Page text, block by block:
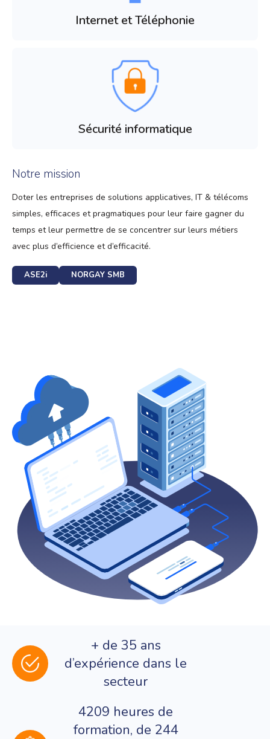
Internet et Téléphonie
Sécurité informatique
Notre mission
Doter les entreprises de solutions applicatives, IT & télécoms
simples, efficaces et pragmatiques pour leur faire gagner du
temps et leur permettre de se concentrer sur leurs métiers
avec plus d’efficience et d’efficacité.
ASE2i NORGAY SMB
+ de 35 ans
d’expérience dans le
secteur
4209 heures de
formation, de 244